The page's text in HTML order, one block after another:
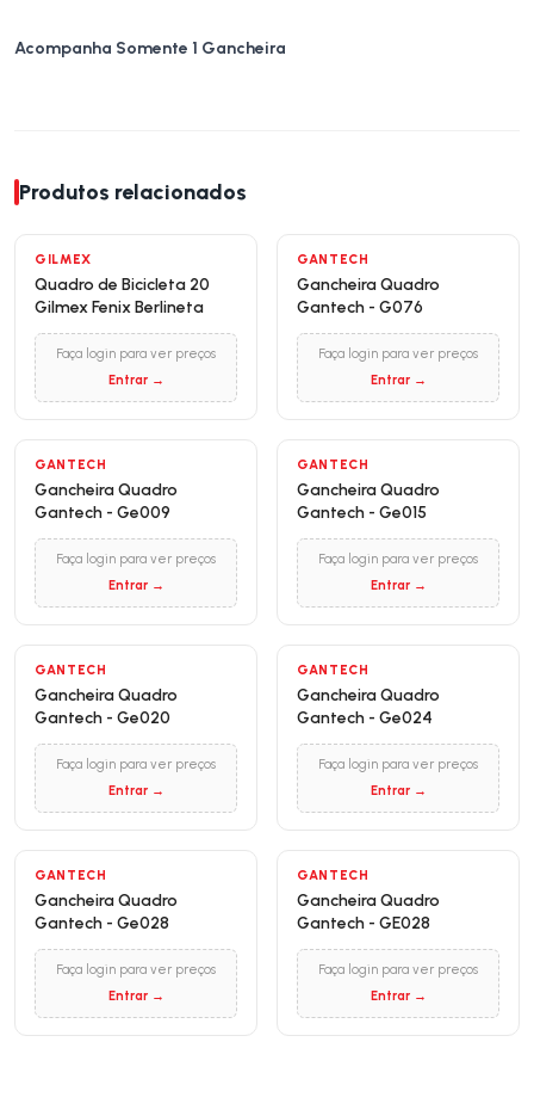
Acompanha Somente 1 Gancheira
Produtos relacionados
NOVO
GILMEX
Quadro de Bicicleta 20
Gilmex Fenix Berlineta
Faça login para ver preços
Entrar →
GANTECH
Gancheira Quadro
Gantech - G076
Faça login para ver preços
Entrar →
GANTECH
Gancheira Quadro
Gantech - Ge009
Faça login para ver preços
Entrar →
GANTECH
Gancheira Quadro
Gantech - Ge015
Faça login para ver preços
Entrar →
GANTECH
Gancheira Quadro
Gantech - Ge020
Faça login para ver preços
Entrar →
GANTECH
Gancheira Quadro
Gantech - Ge024
Faça login para ver preços
Entrar →
GANTECH
Gancheira Quadro
Gantech - Ge028
Faça login para ver preços
Entrar →
GANTECH
Gancheira Quadro
Gantech - GE028
Faça login para ver preços
Entrar →